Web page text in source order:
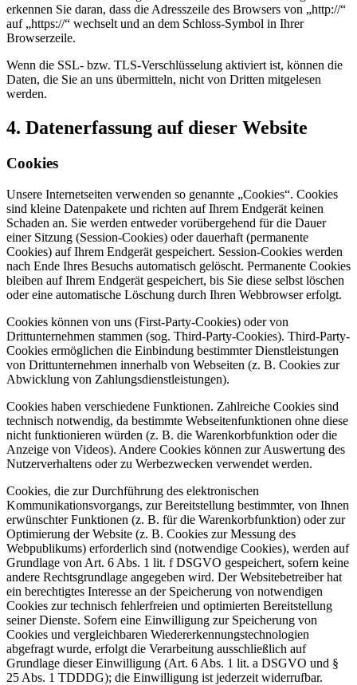
erkennen Sie daran, dass die Adresszeile des Browsers von „http://“
auf „https://“ wechselt und an dem Schloss-Symbol in Ihrer
Browserzeile.
Wenn die SSL- bzw. TLS-Verschlüsselung aktiviert ist, können die
Daten, die Sie an uns übermitteln, nicht von Dritten mitgelesen
werden.
4. Datenerfassung auf dieser Website
Cookies
Unsere Internetseiten verwenden so genannte „Cookies“. Cookies
sind kleine Datenpakete und richten auf Ihrem Endgerät keinen
Schaden an. Sie werden entweder vorübergehend für die Dauer
einer Sitzung (Session-Cookies) oder dauerhaft (permanente
Cookies) auf Ihrem Endgerät gespeichert. Session-Cookies werden
nach Ende Ihres Besuchs automatisch gelöscht. Permanente Cookies
bleiben auf Ihrem Endgerät gespeichert, bis Sie diese selbst löschen
oder eine automatische Löschung durch Ihren Webbrowser erfolgt.
Cookies können von uns (First-Party-Cookies) oder von
Drittunternehmen stammen (sog. Third-Party-Cookies). Third-Party-
Cookies ermöglichen die Einbindung bestimmter Dienstleistungen
von Drittunternehmen innerhalb von Webseiten (z. B. Cookies zur
Abwicklung von Zahlungsdienstleistungen).
Cookies haben verschiedene Funktionen. Zahlreiche Cookies sind
technisch notwendig, da bestimmte Webseitenfunktionen ohne diese
nicht funktionieren würden (z. B. die Warenkorbfunktion oder die
Anzeige von Videos). Andere Cookies können zur Auswertung des
Nutzerverhaltens oder zu Werbezwecken verwendet werden.
Cookies, die zur Durchführung des elektronischen
Kommunikationsvorgangs, zur Bereitstellung bestimmter, von Ihnen
erwünschter Funktionen (z. B. für die Warenkorbfunktion) oder zur
Optimierung der Website (z. B. Cookies zur Messung des
Webpublikums) erforderlich sind (notwendige Cookies), werden auf
Grundlage von Art. 6 Abs. 1 lit. f DSGVO gespeichert, sofern keine
andere Rechtsgrundlage angegeben wird. Der Websitebetreiber hat
ein berechtigtes Interesse an der Speicherung von notwendigen
Cookies zur technisch fehlerfreien und optimierten Bereitstellung
seiner Dienste. Sofern eine Einwilligung zur Speicherung von
Cookies und vergleichbaren Wiedererkennungstechnologien
abgefragt wurde, erfolgt die Verarbeitung ausschließlich auf
Grundlage dieser Einwilligung (Art. 6 Abs. 1 lit. a DSGVO und §
25 Abs. 1 TDDDG); die Einwilligung ist jederzeit widerrufbar.